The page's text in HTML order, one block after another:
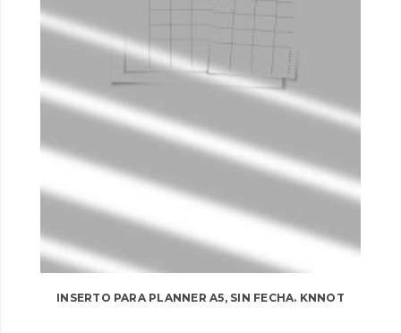
INSERTO PARA PLANNER A5, SIN FECHA. KNNOT